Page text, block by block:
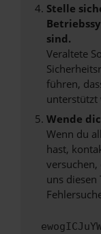
Stelle
sind.
Veraltete
führen,
unterstützt
Wende
Wenn du
hast,
versuchen,
uns diesen